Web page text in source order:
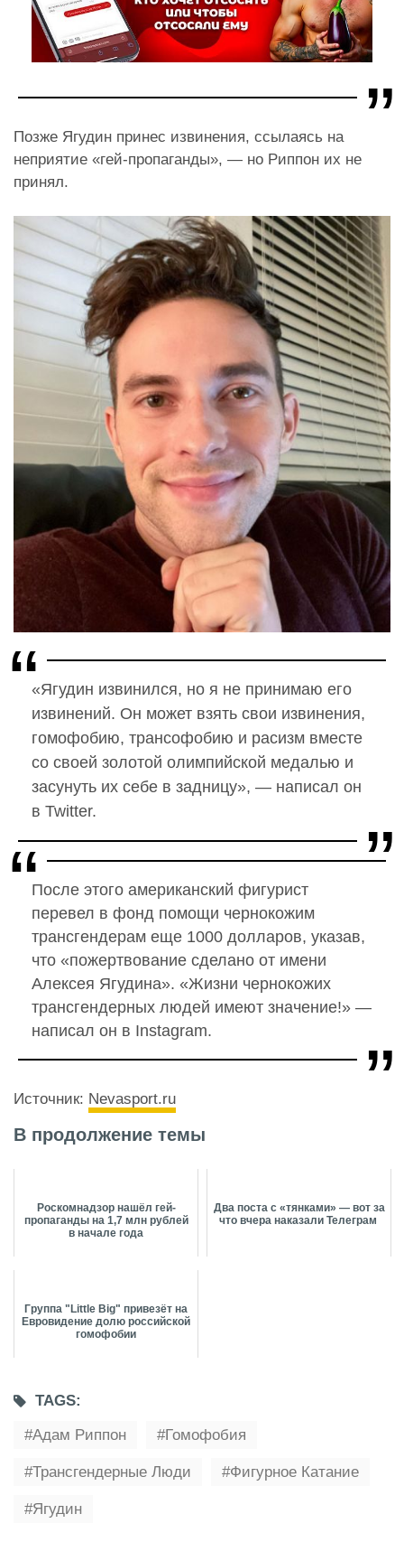
Позже Ягудин принес извинения, ссылаясь на
неприятие «гей-пропаганды», — но Риппон их не
принял.
«Ягудин извинился, но я не принимаю его
извинений. Он может взять свои извинения,
гомофобию, трансофобию и расизм вместе
со своей золотой олимпийской медалью и
засунуть их себе в задницу», — написал он
в Twitter.
После этого американский фигурист
перевел в фонд помощи чернокожим
трансгендерам еще 1000 долларов, указав,
что «пожертвование сделано от имени
Алексея Ягудина». «Жизни чернокожих
трансгендерных людей имеют значение!» —
написал он в Instagram.
Источник: Nevasport.ru
В продолжение темы
Роскомнадзор нашёл гей-
пропаганды на 1,7 млн рублей
в начале года
Два поста с «тянками» — вот за
что вчера наказали Телеграм
Группа "Little Big" привезёт на
Евровидение долю российской
гомофобии
TAGS:
Адам Риппон
Гомофобия
Трансгендерные Люди Фигурное Катание
Ягудин